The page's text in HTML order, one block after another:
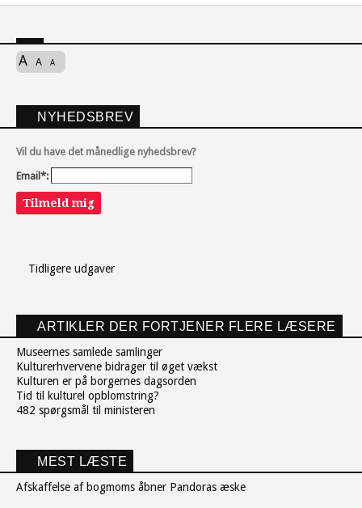
A A A
NYHEDSBREV
Vil du have det månedlige nyhedsbrev?
Email*:
Tilmeld mig
Tidligere udgaver
ARTIKLER DER FORTJENER FLERE LÆSERE
Museernes samlede samlinger
Kulturerhvervene bidrager til øget vækst
Kulturen er på borgernes dagsorden
Tid til kulturel opblomstring?
482 spørgsmål til ministeren
MEST LÆSTE
Afskaffelse af bogmoms åbner Pandoras æske